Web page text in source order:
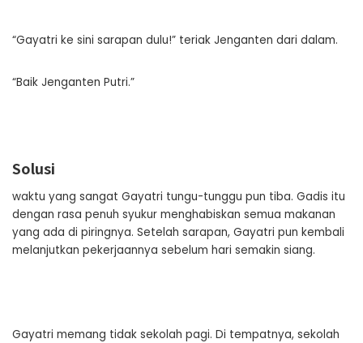
“Gayatri ke sini sarapan dulu!” teriak Jenganten dari dalam.
“Baik Jenganten Putri.”
Solusi
waktu yang sangat Gayatri tungu-tunggu pun tiba. Gadis itu
dengan rasa penuh syukur menghabiskan semua makanan
yang ada di piringnya. Setelah sarapan, Gayatri pun kembali
melanjutkan pekerjaannya sebelum hari semakin siang.
Gayatri memang tidak sekolah pagi. Di tempatnya, sekolah